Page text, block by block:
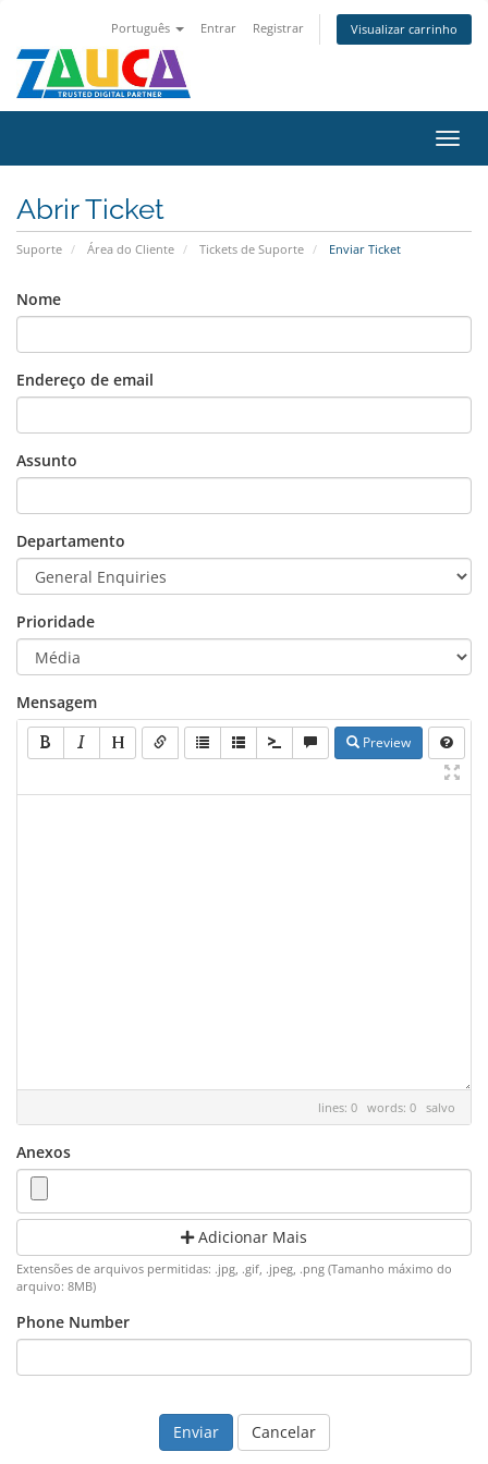
Português Entrar Registrar Visualizar carrinho
Abrir Ticket
Suporte Área do Cliente Tickets de Suporte Enviar Ticket
Nome
Endereço de email
Assunto
Departamento
Prioridade
Mensagem
Preview
lines: 0 words: 0 salvo
Anexos
Adicionar Mais
Extensões de arquivos permitidas: .jpg, .gif, .jpeg, .png (Tamanho máximo do
arquivo: 8MB)
Phone Number
Cancelar